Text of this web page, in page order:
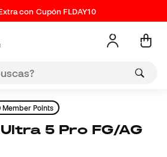
con Cupón FLDAY10
Member Points